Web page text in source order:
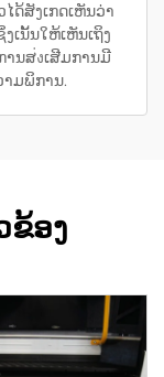
ດ້ສັງເກດເຫັນວ່າ
ເນັ້ນໃຫ້ເຫັນເຖິງ
ານສ่งເສີມການມີ
ມພິການ.
ອງ